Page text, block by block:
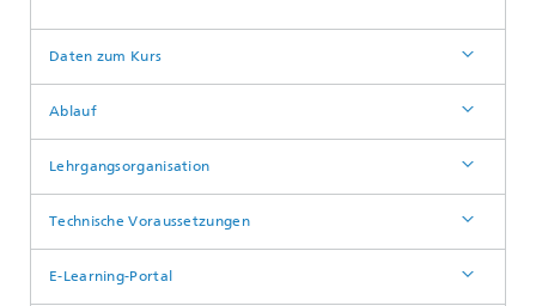
Daten zum Kurs
Ablauf
Lehrgangsorganisation
Technische Voraussetzungen
E-Learning-Portal